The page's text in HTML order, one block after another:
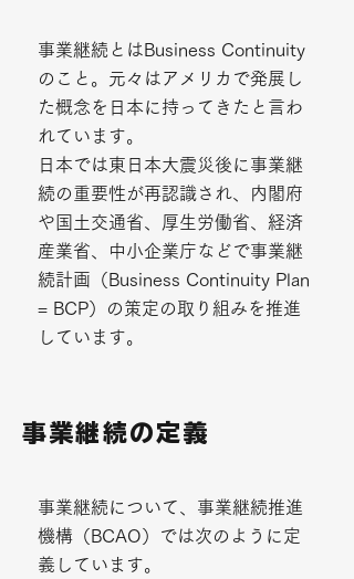
事業継続とはBusiness Continuity
のこと。元々はアメリカで発展し
た概念を日本に持ってきたと言わ
れています。
日本では東日本大震災後に事業継
続の重要性が再認識され、内閣府
や国土交通省、厚生労働省、経済
産業省、中小企業庁などで事業継
続計画（Business Continuity Plan
= BCP）の策定の取り組みを推進
しています。
​事業継続の定義
事業継続について、事業継続推進
機構（BCAO）では次のように定
義しています。